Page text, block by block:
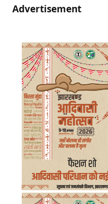
Advertisement